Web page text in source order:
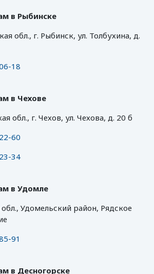
в Рыбинске
обл., г. Рыбинск, ул. Толбухина, д.
18
в Чехове
обл., г. Чехов, ул. Чехова, д. 20 б
60
34
в Удомле
Удомельский район, Рядское
91
в Десногорске